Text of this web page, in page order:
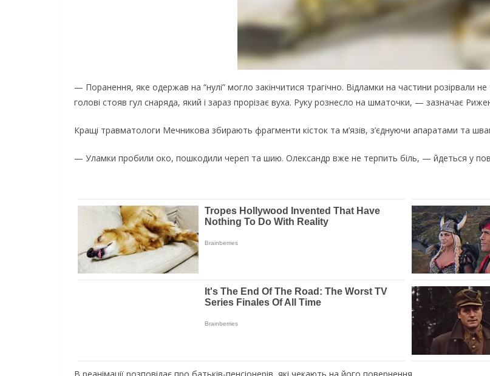
— Поранення, яке одержав на “нулі” могло закінчитися трагічно. Відламки на частини розірвали
голові стояв гул снаряда, який і зараз прорізає вуха. Руку рознесло на шматочки, — зазначає
Кращі травматологи Мечникова збирають фрагменти кісток та м’язів, з’єднуючи апаратами та
— Уламки пробили око, пошкодили череп та шию. Олександр вже не терпить біль, — йдеться у
В реанімації розповідає про батьків-пенсіонерів, які чекають на його повернення.